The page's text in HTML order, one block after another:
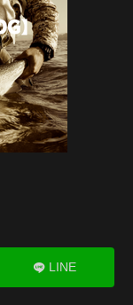
LINE